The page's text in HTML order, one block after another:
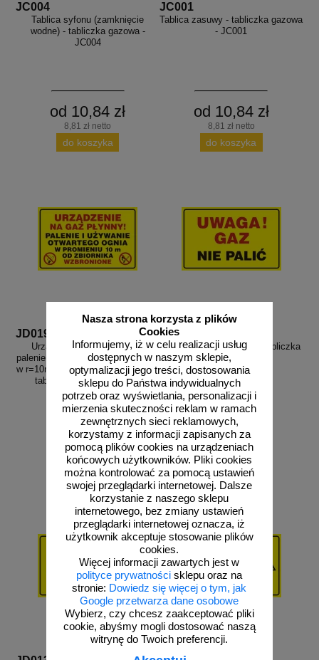
Nasza strona korzysta z plików
Cookies
Informujemy, iż w celu realizacji usług
dostępnych w naszym sklepie,
optymalizacji jego treści, dostosowania
sklepu do Państwa indywidualnych
potrzeb oraz wyświetlania, personalizacji i
mierzenia skuteczności reklam w ramach
zewnętrznych sieci reklamowych,
korzystamy z informacji zapisanych za
pomocą plików cookies na urządzeniach
końcowych użytkowników. Pliki cookies
można kontrolować za pomocą ustawień
swojej przeglądarki internetowej. Dalsze
korzystanie z naszego sklepu
internetowego, bez zmiany ustawień
przeglądarki internetowej oznacza, iż
użytkownik akceptuje stosowanie plików
cookies.
Więcej informacji zawartych jest w
polityce prywatności sklepu oraz na
stronie: Dowiedz się więcej o tym, jak
Google przetwarza dane osobowe
Wybierz, czy chcesz zaakceptować pliki
cookie, abyśmy mogli dostosować naszą
witrynę do Twoich preferencji.
JC004
Tablica syfonu (zamknięcie
wodne) - tabliczka gazowa -
JC004
od 10,84 zł
8,81 zł netto
do koszyka
JC001
Tablica zasuwy - tabliczka gazowa
- JC001
od 10,84 zł
8,81 zł netto
do koszyka
JD019
Urządzenie na gaz płynny -
palenie i używanie otwartego ognia
w r=10m od zbiornika wzbronione -
tabliczka gazowa - JD019
od 43,16 zł
35,09 zł netto
do koszyka
JD014
Uwaga! Gaz - nie palić - tabliczka
gazowa - JD014
od 43,16 zł
35,09 zł netto
do koszyka